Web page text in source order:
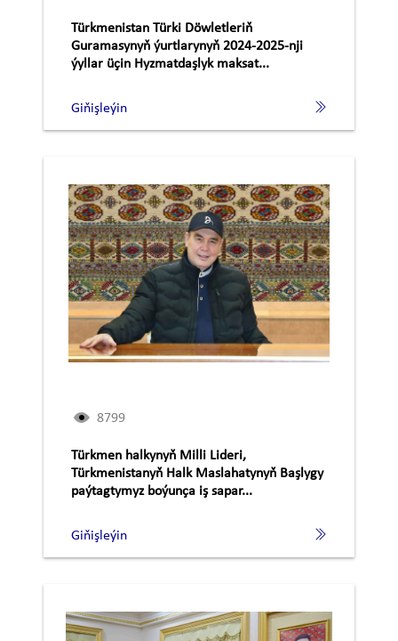
Türkmenistan Türki Döwletleriň
Guramasynyň ýurtlarynyň 2024-2025-nji
ýyllar üçin Hyzmatdaşlyk maksat...
Giňişleýin
8799
Türkmen halkynyň Milli Lideri,
Türkmenistanyň Halk Maslahatynyň Başlygy
paýtagtymyz boýunça iş sapar...
Giňişleýin